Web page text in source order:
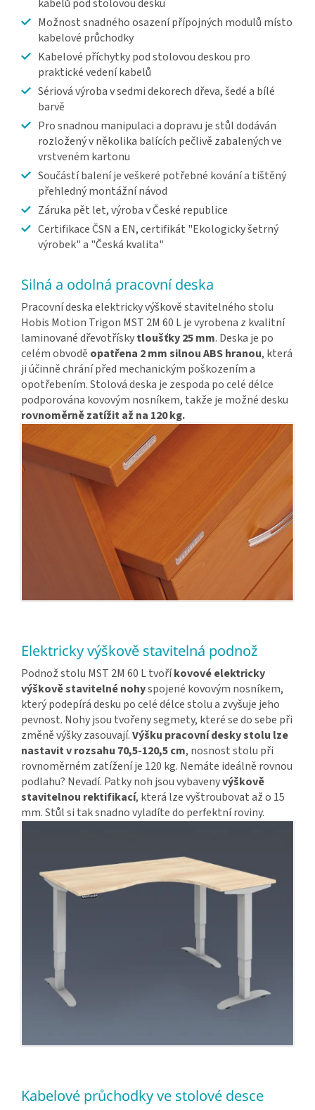
kabelů pod stolovou desku
Možnost snadného osazení přípojných modulů místo
kabelové průchodky
Kabelové příchytky pod stolovou deskou pro
praktické vedení kabelů
Sériová výroba v sedmi dekorech dřeva, šedé a bílé
barvě
Pro snadnou manipulaci a dopravu je stůl dodáván
rozložený v několika balících pečlivě zabalených ve
vrstveném kartonu
Součástí balení je veškeré potřebné kování a tištěný
přehledný montážní návod
Záruka pět let, výroba v České republice
Certifikace ČSN a EN, certifikát "Ekologicky šetrný
výrobek" a "Česká kvalita"
Silná a odolná pracovní deska
Pracovní deska elektricky výškově stavitelného stolu
Hobis Motion Trigon MST 2M 60 L je vyrobena z kvalitní
laminované dřevotřískytloušťky 25 mm. Deska je po
celém obvodě opatřena 2 mm silnou ABS hranou, která
ji účinně chrání před mechanickým poškozením a
opotřebením. Stolová deska je zespoda po celé délce
podporována kovovým nosníkem, takže je možné desku
rovnoměrně zatížit až na 120 kg.
Elektricky výškově stavitelná podnož
Podnož stolu MST 2M 60 L tvoříkovové elektricky
výškově stavitelné nohyspojené kovovým nosníkem,
který podepírá desku po celé délce stolu a zvyšuje jeho
pevnost. Nohy jsou tvořeny segmety, které se do sebe při
změně výšky zasouvají.Výšku pracovní desky stolu lze
nastavit v rozsahu 70,5-120,5 cm, nosnost stolu při
rovnoměrném zatížení je 120 kg. Nemáte ideálně rovnou
podlahu? Nevadí. Patky noh jsou vybavenyvýškově
stavitelnou rektifikací, která lze vyštroubovat až o 15
mm. Stůl si tak snadno vyladíte do perfektní roviny.
Kabelové průchodky ve stolové desce